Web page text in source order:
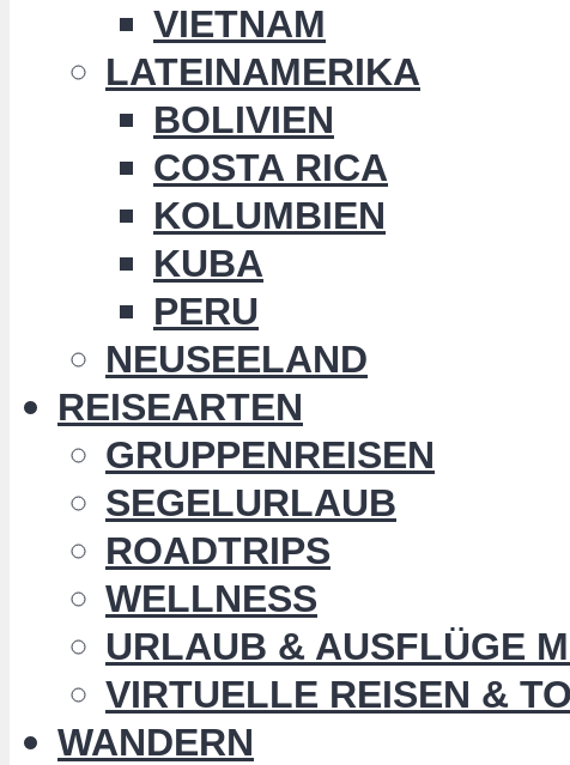
VIETNAM
LATEINAMERIKA
BOLIVIEN
COSTA RICA
KOLUMBIEN
KUBA
PERU
NEUSEELAND
REISEARTEN
GRUPPENREISEN
SEGELURLAUB
ROADTRIPS
WELLNESS
URLAUB & AUSFLÜGE
VIRTUELLE REISEN &
WANDERN